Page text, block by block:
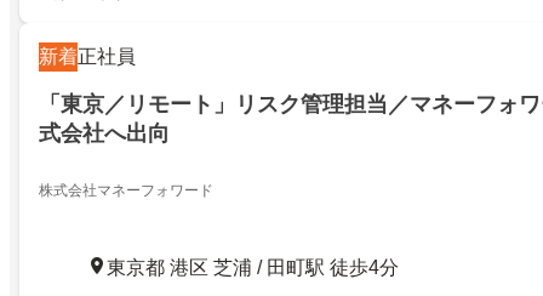
新着正社員
「東京／リモート」リスク管理担当／マネーフォ
式会社へ出向
株式会社マネーフォワード
東京都 港区 芝浦 / 田町駅 徒歩4分